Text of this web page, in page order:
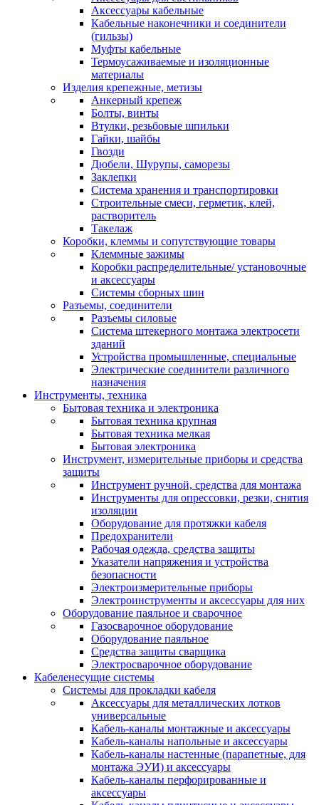
Аксессуары кабельные
Кабельные наконечники и соединители
(гильзы)
Муфты кабельные
Термоусаживаемые и изоляционные
материалы
Изделия крепежные, метизы
Анкерный крепеж
Болты, винты
Втулки, резьбовые шпильки
Гайки, шайбы
Гвозди
Дюбели, Шурупы, саморезы
Заклепки
Система хранения и транспортировки
Строительные смеси, герметик, клей,
растворитель
Такелаж
Коробки, клеммы и сопутствующие товары
Клеммные зажимы
Коробки распределительные/ установочные
и аксессуары
Системы сборных шин
Разъемы, соединители
Разъемы силовые
Система штекерного монтажа электросети
зданий
Устройства промышленные, специальные
Электрические соединители различного
назначения
Инструменты, техника
Бытовая техника и электроника
Бытовая техника крупная
Бытовая техника мелкая
Бытовая электроника
Инструмент, измерительные приборы и средства
защиты
Инструмент ручной, средства для монтажа
Инструменты для опрессовки, резки, снятия
изоляции
Оборудование для протяжки кабеля
Предохранители
Рабочая одежда, средства защиты
Указатели напряжения и устройства
безопасности
Электроизмерительные приборы
Электроинструменты и аксессуары для них
Оборудование паяльное и сварочное
Газосварочное оборудование
Оборудование паяльное
Средства защиты сварщика
Электросварочное оборудование
Кабеленесущие системы
Системы для прокладки кабеля
Аксессуары для металлических лотков
универсальные
Кабель-каналы монтажные и аксессуары
Кабель-каналы напольные и аксессуары
Кабель-каналы настенные (парапетные, для
монтажа ЭУИ) и аксессуары
Кабель-каналы перфорированные и
аксессуары